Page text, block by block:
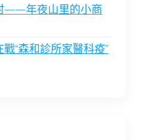
——年夜山里的小商
“森和診所家醫科疫”